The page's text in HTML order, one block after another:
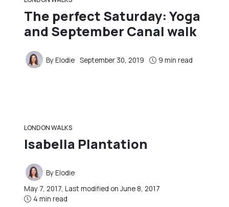
The perfect Saturday: Yoga
and September Canal walk
ByElodie September 30, 2019 9 min read
LONDON WALKS
Isabella Plantation
ByElodie
May 7, 2017, Last modified onJune 8, 2017
4 min read